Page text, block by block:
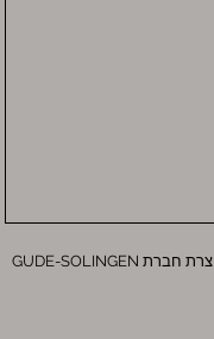
משחיז סכינים מקצועי אורך להב 26 ס"מ תפסני ידית עץ זית תוצרת חברת GUDE-SOLINGEN